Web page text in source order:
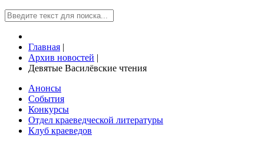
Главная |
Архив новостей |
Девятые Василёвские чтения
Анонсы
События
Конкурсы
Отдел краеведческой литературы
Клуб краеведов